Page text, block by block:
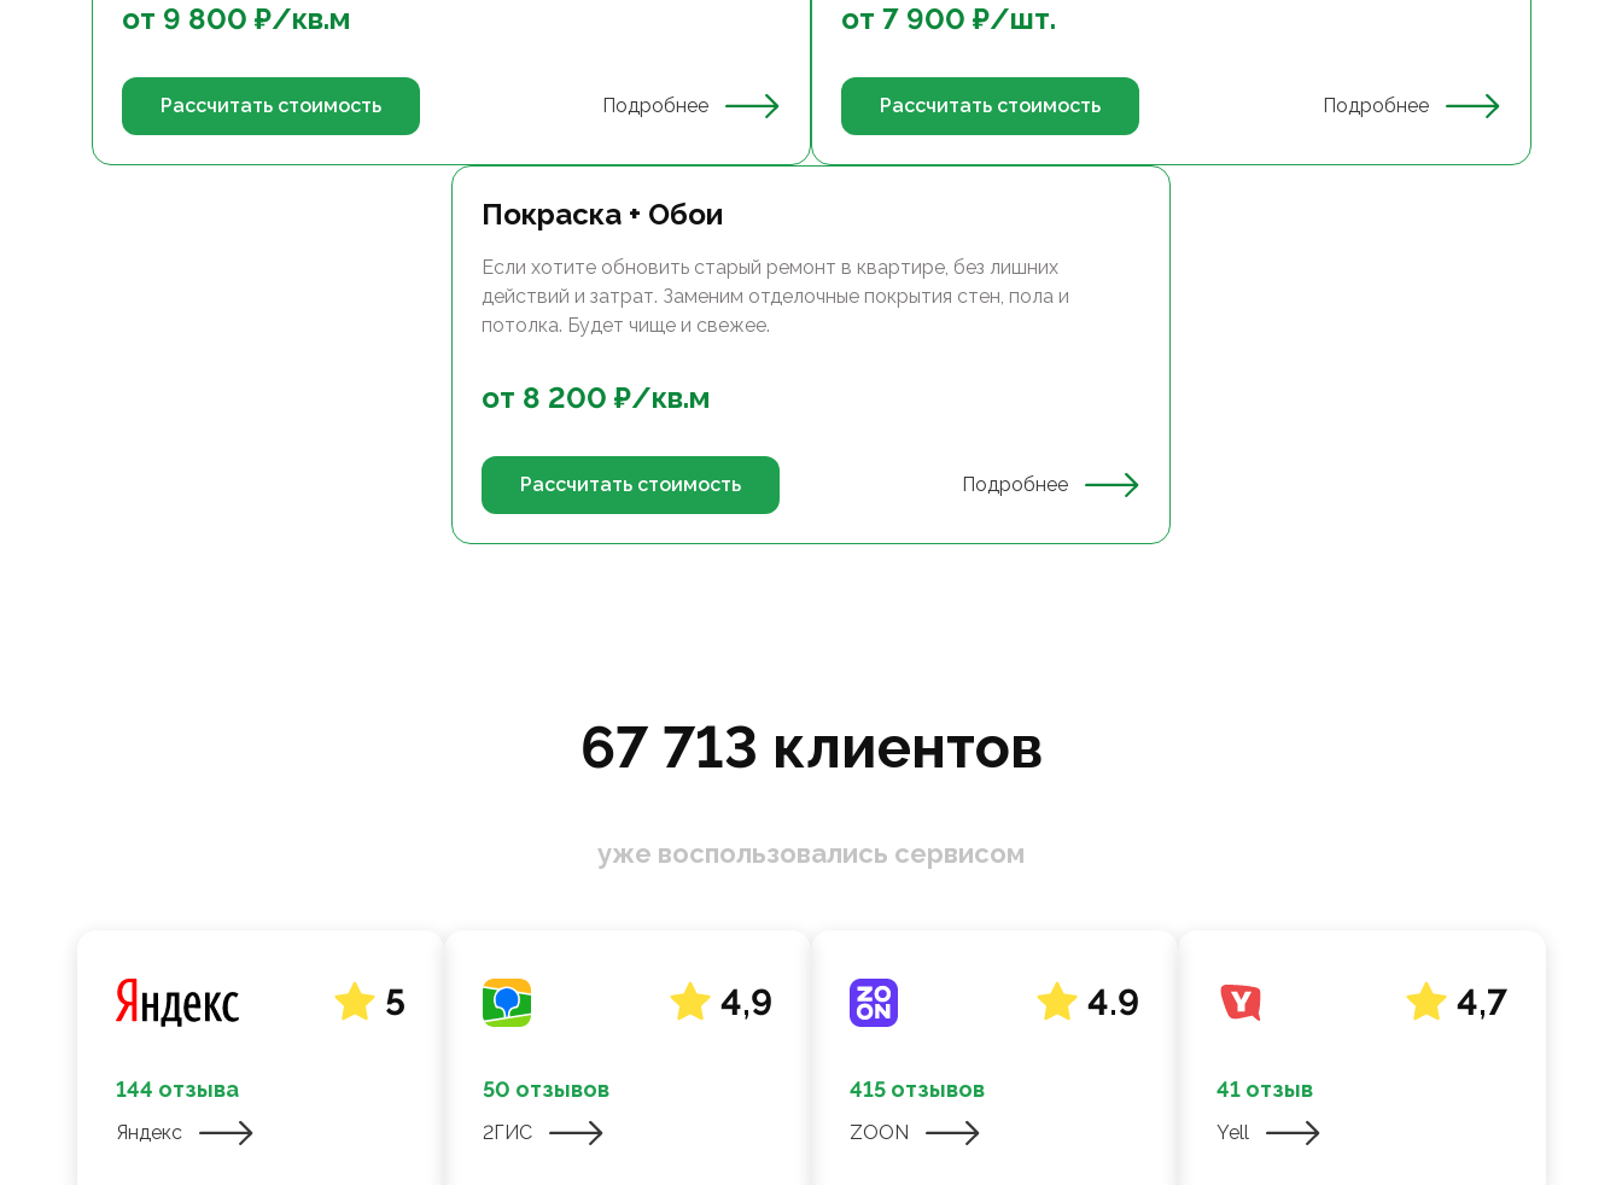
от 9 800 ₽/кв.м
Рассчитать стоимость Подробнее
от 7 900 ₽/шт.
Рассчитать стоимость Подробнее
Покраска + Обои
Если хотите обновить старый ремонт в квартире, без лишних
действий и затрат. Заменим отделочные покрытия стен, пола и
потолка. Будет чище и свежее.
от 8 200 ₽/кв.м
Рассчитать стоимость Подробнее
67 713 клиентов
уже воспользовались сервисом
5
144 отзыва
Яндекс
4,9
50 отзывов
2ГИС
4.9
415 отзывов
ZOON
4,7
41 отзыв
Yell